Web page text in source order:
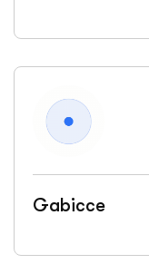
Gabicce